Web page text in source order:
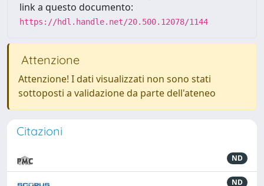
link a questo documento:
https://hdl.handle.net/20.500.12078/1144
Attenzione
Attenzione! I dati visualizzati non sono stati
sottoposti a validazione da parte dell'ateneo
Citazioni
ND
ND